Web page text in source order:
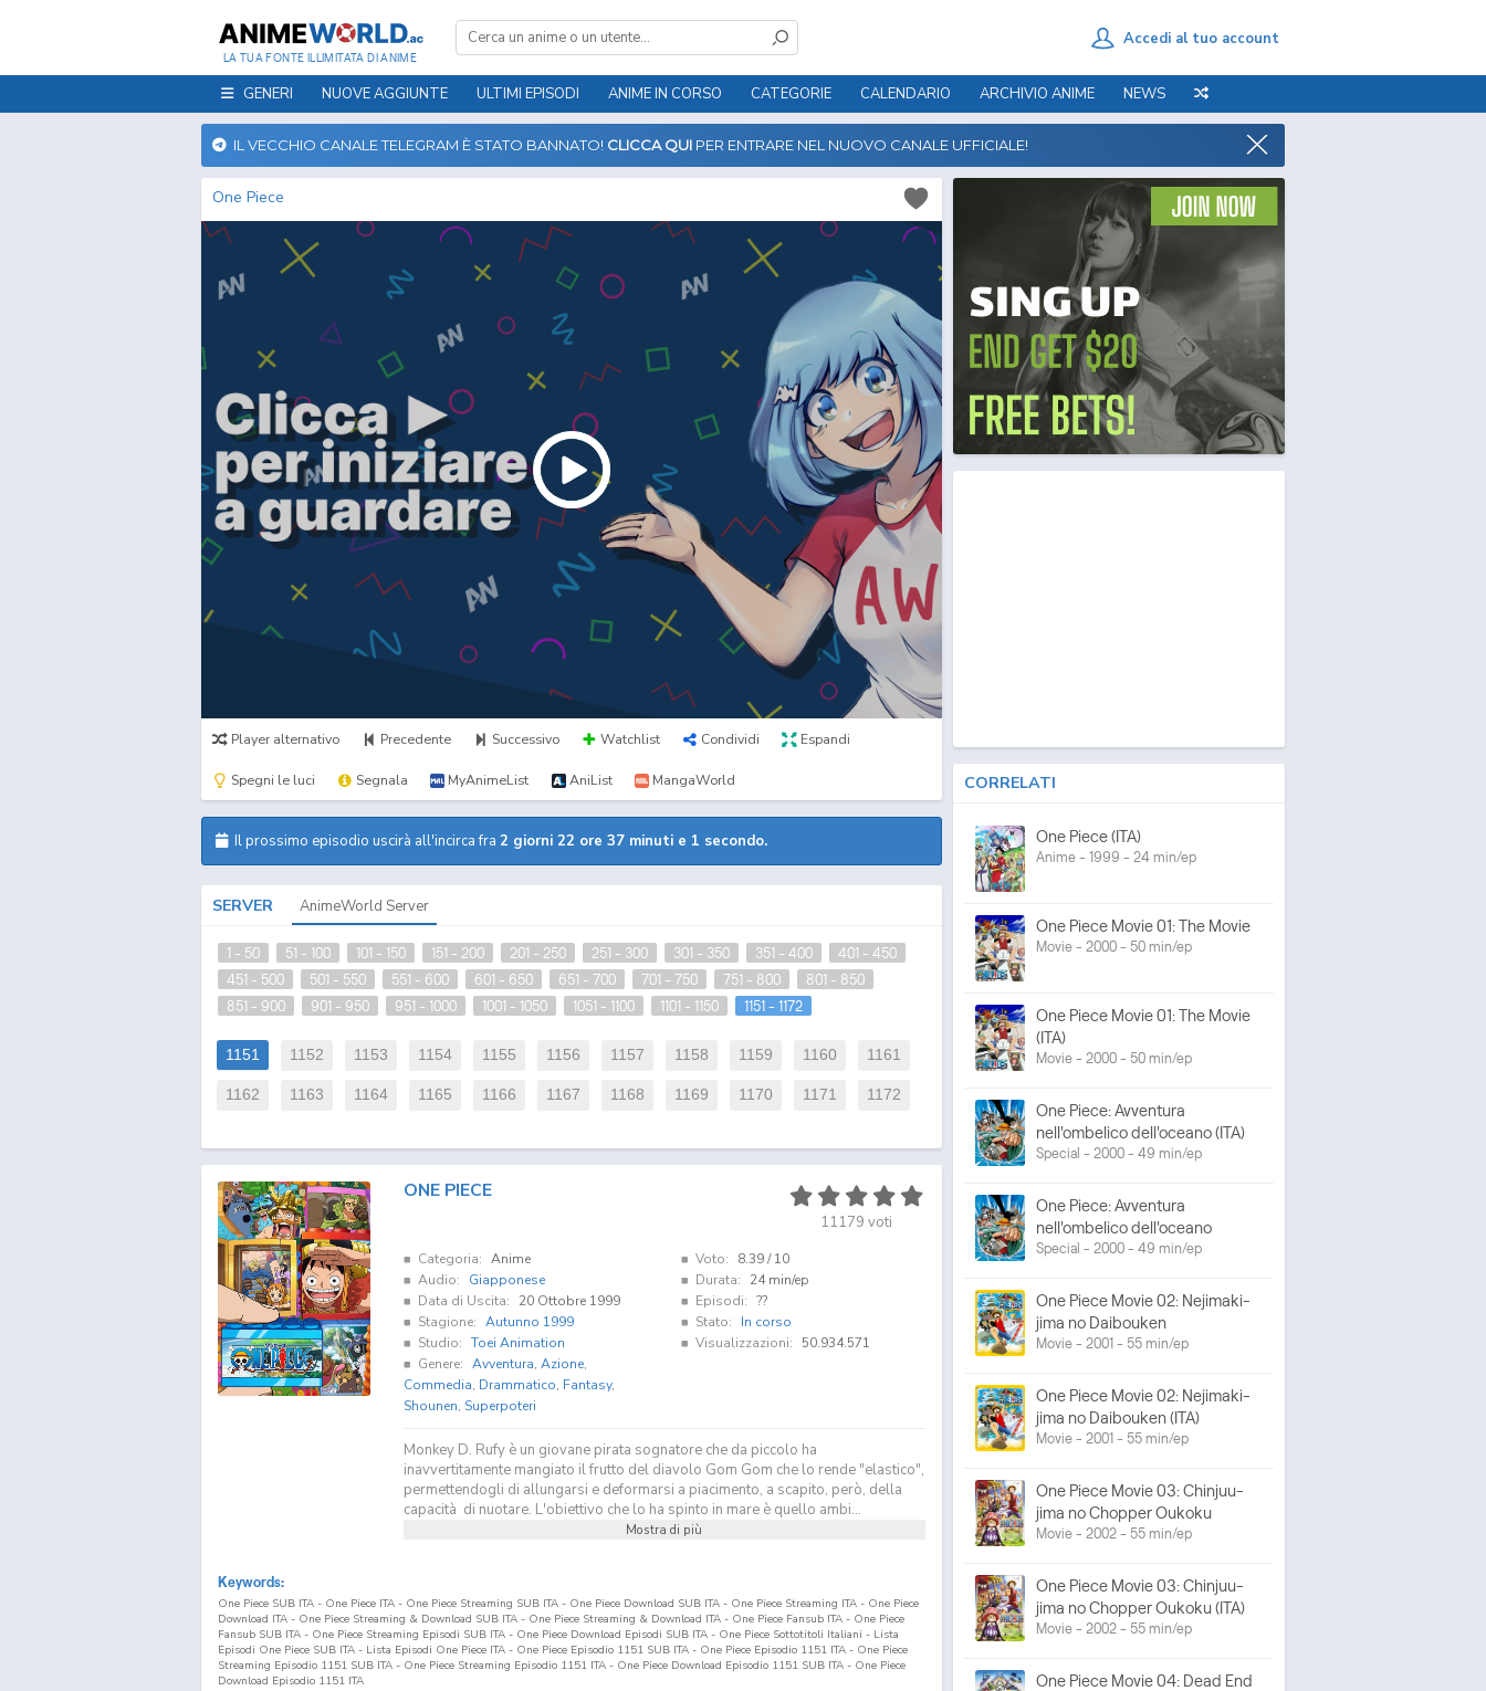
LA TUA FONTE ILLIMITATA DI ANIME
Accedi al tuo account
GENERI NUOVE AGGIUNTE ULTIMI EPISODI ANIME IN CORSO CATEGORIE CALENDARIO ARCHIVIO ANIME NEWS
IL VECCHIO CANALE TELEGRAM È STATO BANNATO! CLICCA QUI PER ENTRARE NEL NUOVO CANALE UFFICIALE!
One Piece
Player alternativo Precedente Successivo Watchlist Condividi Espandi
Spegni le luci Segnala MyAnimeList AniList MangaWorld
Il prossimo episodio uscirà all'incirca fra 2 giorni 22 ore 37 minuti .
SERVER AnimeWorld Server
1 - 50 51 - 100 101 - 150 151 - 200 201 - 250 251 - 300 301 - 350 351 - 400
401 - 450
451 - 500
501 - 550 551 - 600 601 - 650 651 - 700 701 - 750 751 - 800
801 - 850
851 - 900
901 - 950 951 - 1000 1001 - 1050 1051 - 1100 1101 - 1150 1151 - 1172
1151 1152 1153 1154 1155 1156 1157 1158 1159 1160 1161
1162 1163 1164 1165 1166 1167 1168 1169 1170 1171 1172
ONE PIECE
11179 voti
Categoria: Anime
Audio:
Giapponese
Data di Uscita:
20 Ottobre 1999
Stagione: Autunno 1999
Studio: Toei Animation
Genere: Avventura, Azione,
Commedia, Drammatico, Fantasy,
Shounen, Superpoteri
Voto: 8.39/ 10
Durata:
24 min/ep
Episodi: ??
Stato:
In corso
Visualizzazioni:
50.934.571
Monkey D. Rufy è un giovane pirata sognatore che da piccolo ha
inavvertitamente mangiato il frutto del diavolo Gom Gom che lo rende "elastico",
permettendogli di allungarsi e deformarsi a piacimento, a scapito, però, della
capacità di nuotare. L'obiettivo che lo ha spinto in mare è quello ambi...
Mostra di più
Keywords:
One Piece SUB ITA - One Piece ITA - One Piece Streaming SUB ITA - One Piece Download SUB ITA - One Piece Streaming ITA - One Piece
Download ITA - One Piece Streaming & Download SUB ITA - One Piece Streaming & Download ITA - One Piece Fansub ITA - One Piece
Fansub SUB ITA - One Piece Streaming Episodi SUB ITA - One Piece Download Episodi SUB ITA - One Piece Sottotitoli Italiani - Lista
Episodi One Piece SUB ITA - Lista Episodi One Piece ITA - One Piece Episodio 1151 SUB ITA - One Piece Episodio 1151 ITA - One Piece
Streaming Episodio 1151 SUB ITA - One Piece Streaming Episodio 1151 ITA - One Piece Download Episodio 1151 SUB ITA - One Piece
Download Episodio 1151 ITA
CORRELATI
One Piece (ITA)
Anime - 1999 - 24 min/ep
One Piece Movie 01: The Movie
Movie - 2000 - 50 min/ep
One Piece Movie 01: The Movie
(ITA)
Movie - 2000 - 50 min/ep
One Piece: Avventura
nell'ombelico dell'oceano (ITA)
Special - 2000 - 49 min/ep
One Piece: Avventura
nell'ombelico dell'oceano
Special - 2000 - 49 min/ep
One Piece Movie 02: Nejimaki-
jima no Daibouken
Movie - 2001 - 55 min/ep
One Piece Movie 02: Nejimaki-
jima no Daibouken (ITA)
Movie - 2001 - 55 min/ep
One Piece Movie 03: Chinjuu-
jima no Chopper Oukoku
Movie - 2002 - 55 min/ep
One Piece Movie 03: Chinjuu-
jima no Chopper Oukoku (ITA)
Movie - 2002 - 55 min/ep
One Piece Movie 04: Dead End